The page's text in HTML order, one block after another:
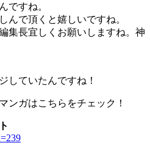
ですね。
で頂くと嬉しいですね。
集長宜しくお願いしますね。神
していたんですね！
ンガはこちらをチェック！